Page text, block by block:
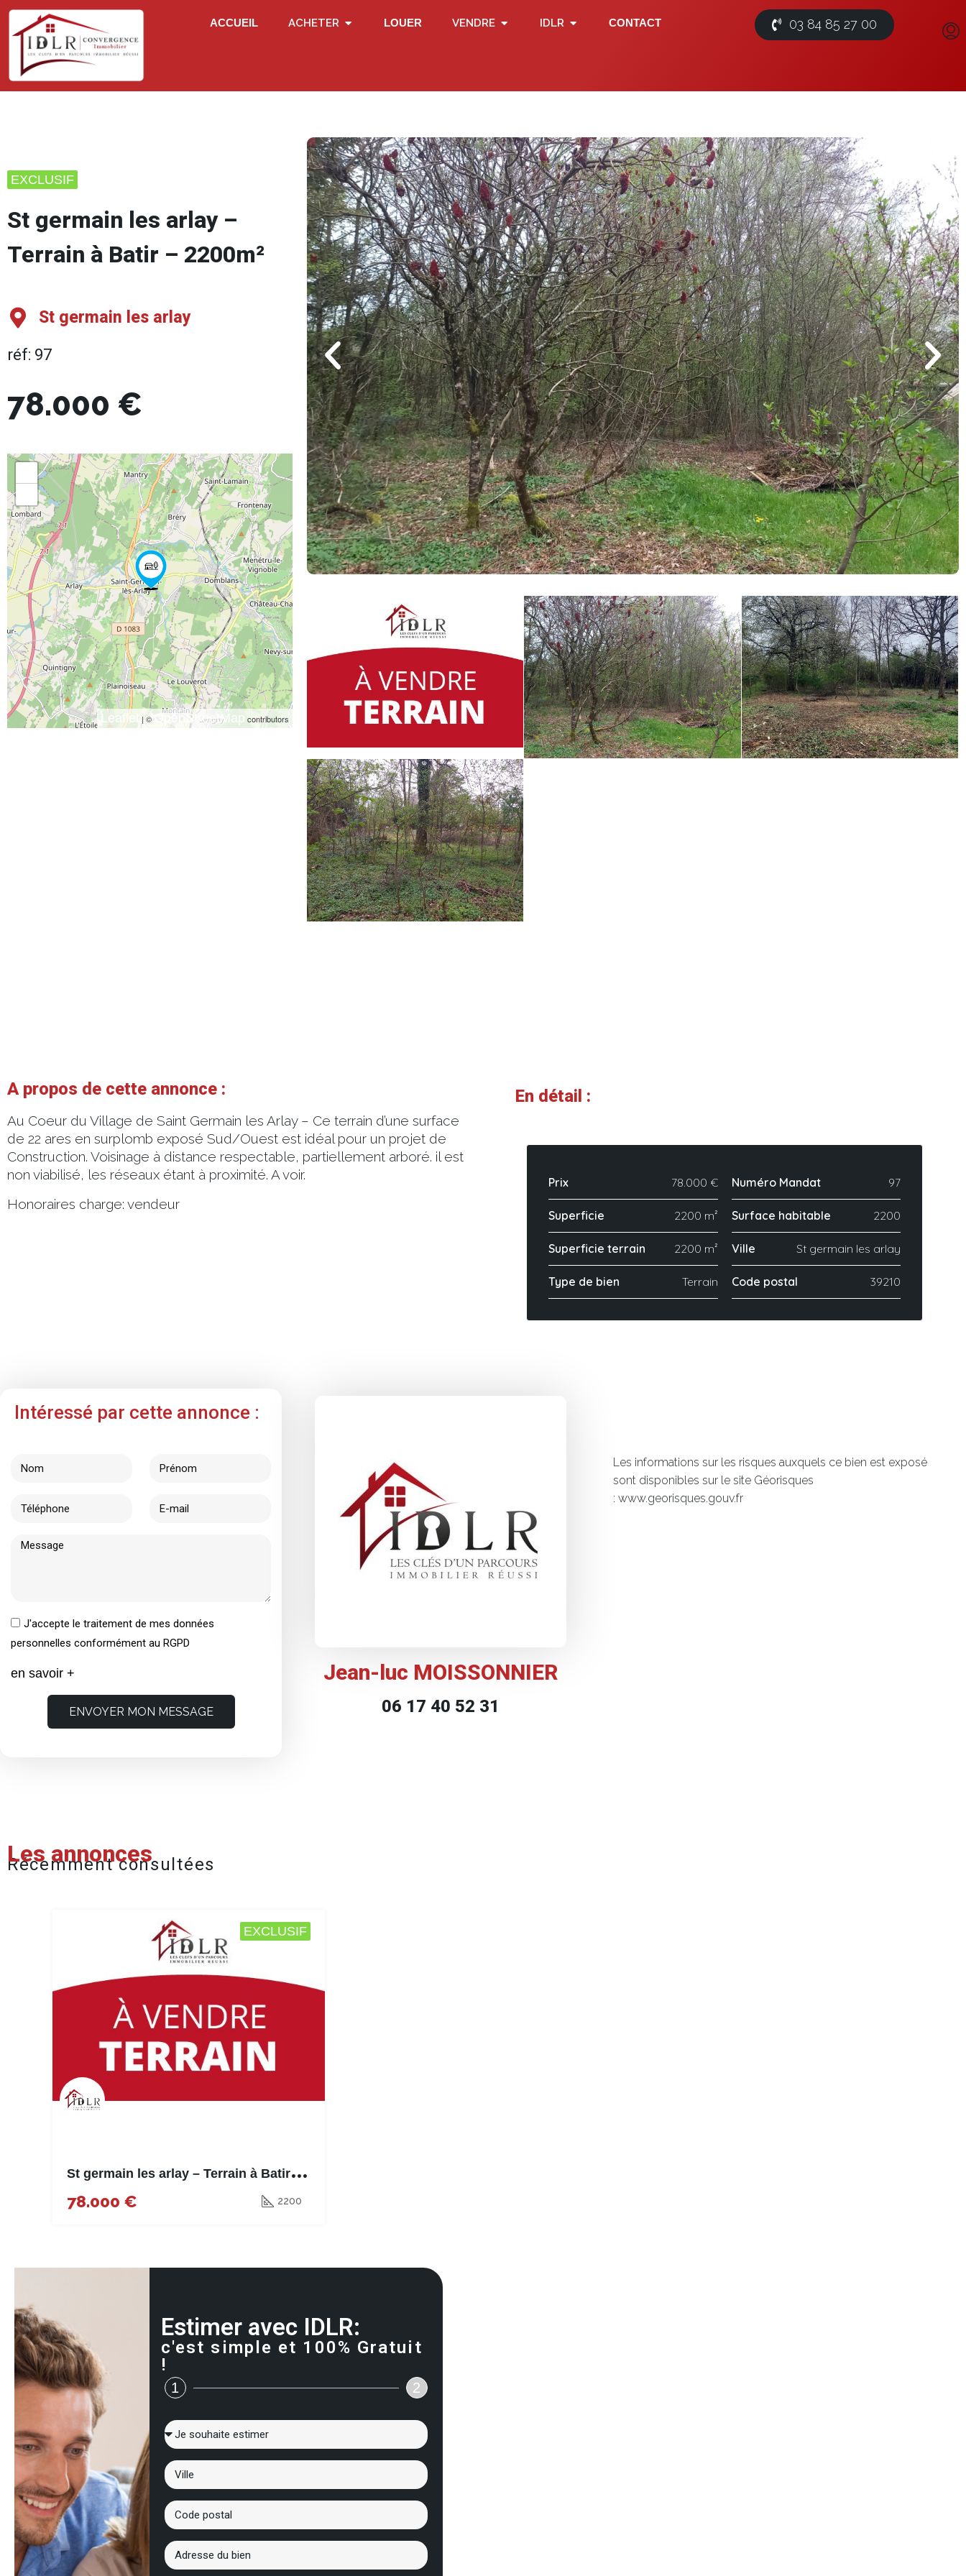
ACCUEIL ACHETER LOUER VENDRE IDLR CONTACT 03 84 85 27 00
EXCLUSIF
St germain les arlay –
Terrain à Batir – 2200m²
St germain les arlay
réf: 97
78.000 €
Leaflet | © OpenStreetMap contributors
A propos de cette annonce :
Au Coeur du Village de Saint Germain les Arlay – Ce terrain d’une surface
de 22 ares en surplomb exposé Sud/Ouest est idéal pour un projet de
Construction. Voisinage à distance respectable, partiellement arboré. il est
non viabilisé, les réseaux étant à proximité. A voir.
Honoraires charge: vendeur
En détail :
Prix 78.000 €
Superficie 2200 m²
Superficie terrain 2200 m²
Type de bien Terrain
Numéro Mandat 97
Surface habitable 2200
Ville St germain les arlay
Code postal 39210
Intéressé par cette annonce :
J'accepte le traitement de mes données
personnelles conformément au RGPD
en savoir +
ENVOYER MON MESSAGE
Jean-luc MOISSONNIER
06 17 40 52 31
Les informations sur les risques auxquels ce bien est exposé
sont disponibles sur le site Géorisques
: www.georisques.gouv.fr
Les annonces
Récemment consultées
EXCLUSIF
S
t germain les arlay – Terrain à Batir – 2200m²
78.000 € 2200
Estimer avec IDLR:
c'est simple et 100% Gratuit
!
1 2